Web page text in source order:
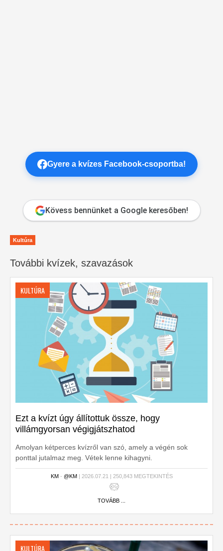
Gyere a kvízes Facebook-csoportba!
Kövess bennünket a Google keresőben!
Kultúra
További kvízek, szavazások
KULTÚRA
Ezt a kvízt úgy állítottuk össze, hogy
villámgyorsan végigjátszhatod
Amolyan kétperces kvízről van szó, amely a végén sok
ponttal jutalmaz meg. Vétek lenne kihagyni.
KM- @KM| 2026.07.21 | 250,843 MEGTEKINTÉS
TOVÁBB ...
KULTÚRA